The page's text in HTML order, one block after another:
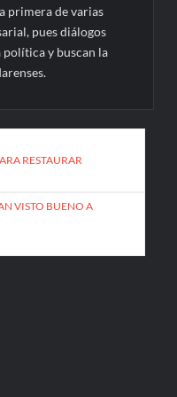
primera de varias
pues diálogos
y buscan la
RESTAURAR
VISTO BUENO A